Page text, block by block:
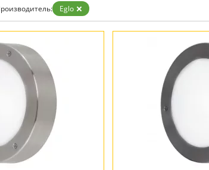
Eglo